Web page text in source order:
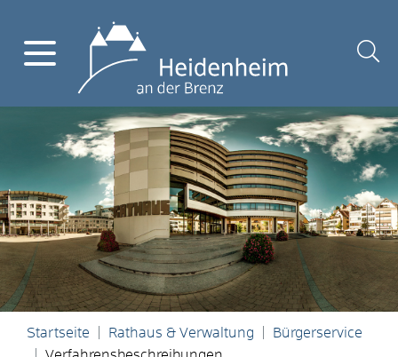
Startseite Rathaus & Verwaltung
Bürgerservice